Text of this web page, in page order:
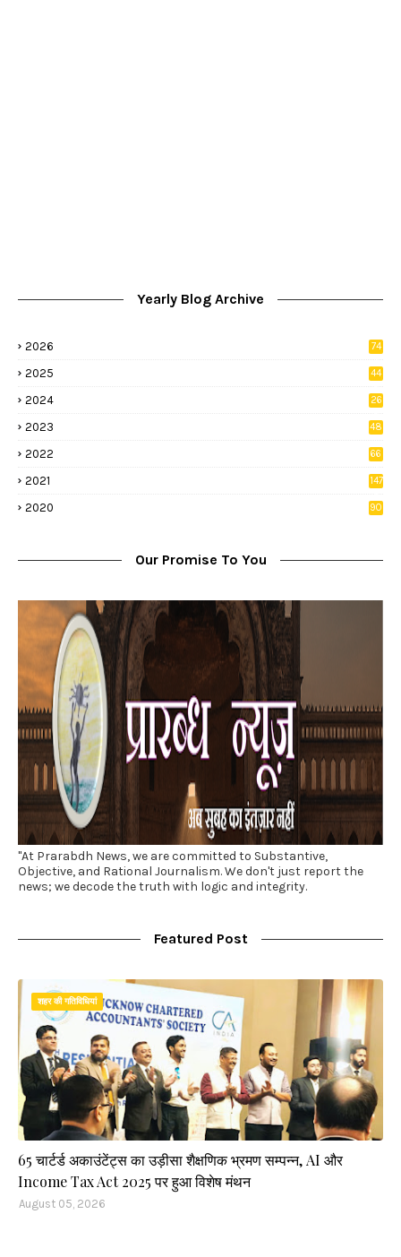
Yearly Blog Archive
2026
74
2025
44
2024
26
2023 48
2022
66
2021
147
2020
90
Our Promise To You
"At Prarabdh News, we are committed to Substantive,
Objective, and Rational Journalism. We don't just report the
news; we decode the truth with logic and integrity.
Featured Post
शहर की गतिविधियां
65 चार्टर्ड अकाउंटेंट्स का उड़ीसा शैक्षणिक भ्रमण सम्पन्न, AI और
Income Tax Act 2025 पर हुआ विशेष मंथन
August 05, 2026